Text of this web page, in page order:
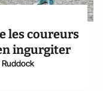
les coureurs
ingurgiter
Ruddock